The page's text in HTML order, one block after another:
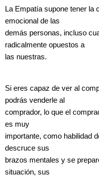
La Empatía supone tener la
emocional de las
demás personas, incluso
radicalmente opuestos a
las nuestras.
Si eres capaz de ver al
podrás venderle al
comprador, lo que el
es muy
importante, como habilidad
descruce sus
brazos mentales y se
situación, sus